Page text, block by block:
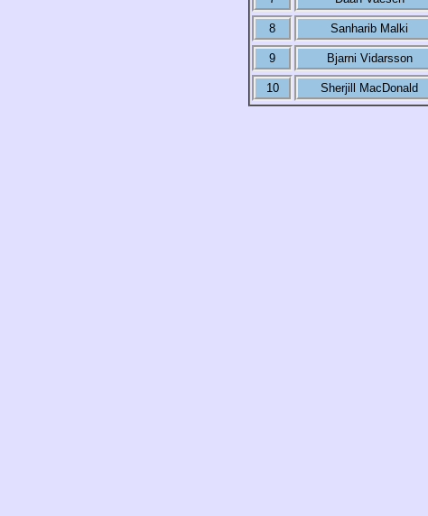
8 Sanharib Malki
9 Bjarni Vidarsson
10 Sherjill MacDonald